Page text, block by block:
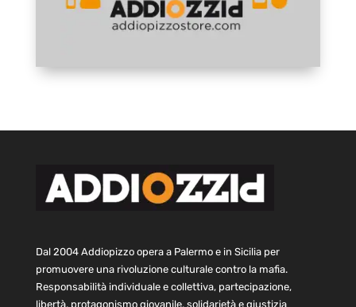
Dal 2004 Addiopizzo opera a Palermo e in Sicilia per
promuovere una rivoluzione culturale contro la mafia.
Responsabilità individuale e collettiva, partecipazione,
libertà, protagonismo giovanile, solidarietà e giustizia